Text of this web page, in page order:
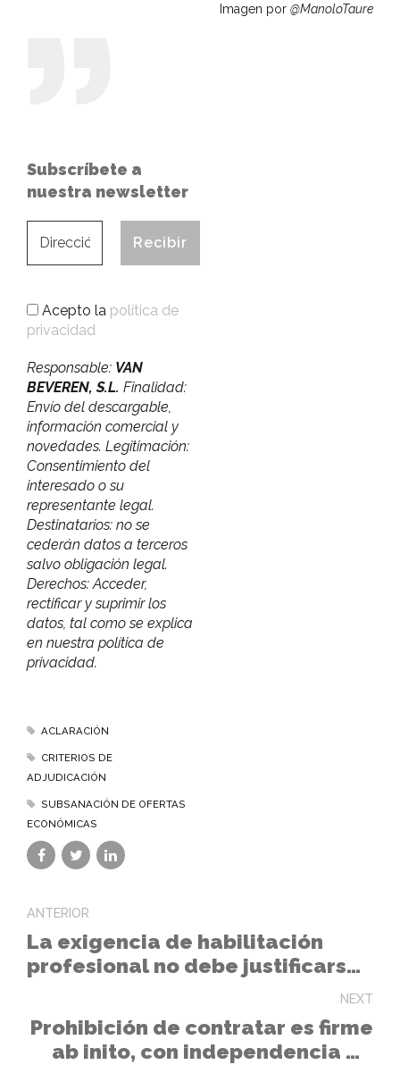
Imagen por @ManoloTaure
Subscríbete a
nuestra newsletter
Acepto la política de
privacidad
Responsable: VAN
BEVEREN, S.L. Finalidad:
Envío del descargable,
información comercial y
novedades. Legitimación:
Consentimiento del
interesado o su
representante legal.
Destinatarios: no se
cederán datos a terceros
salvo obligación legal.
Derechos: Acceder,
rectificar y suprimir los
datos, tal como se explica
en nuestra política de
privacidad.
ACLARACIÓN
CRITERIOS DE
ADJUDICACIÓN
SUBSANACIÓN DE OFERTAS
ECONÓMICAS
ANTERIOR
La exigencia de habilitación
profesional no debe justificarse
NEXT
Prohibición de contratar es firme
ab inito, con independencia de